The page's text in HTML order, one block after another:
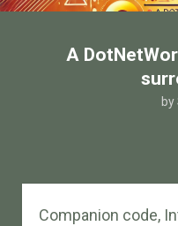
A
by
Companion code,